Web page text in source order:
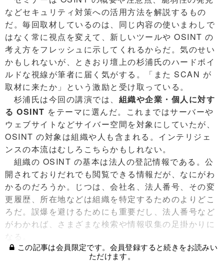
などセキュリティ対策への活用方法を解説するもの
だ。毎回取材しているのは、同じ内容の使いまわしで
はなく常に視点を変えて、新しいツールや OSINT の
考え方をフレッシュに示してくれるからだ。気のせい
かもしれないが、ときおり壇上の杉浦氏のハードボイ
ルドな視線が筆者に届く気がする。「また SCAN が
取材に来たか」という激励と受け取っている。
杉浦氏は今回の講演では、 組織や企業・個人に対す
る OSINT をテーマに選んだ。これまではサーバーや
ウェブサイトなどサイバー空間を対象にしていたが、
OSINT の対象は組織や人も含まれる。インテリジェ
ンスの本流はむしろこちらかもしれない。
組織の OSINT の基本は法人の登記情報である。公
開されておりだれでも閲覧できる情報だが、なにがわ
かるのだろうか。じつは、会社名、法人番号、その変
更履歴、所在地などは組織を特定するためのよりどこ
ろだ。誤爆を避けるためにも重要だし、法人番号など
がわかれば、さまざまな検索や情報収集の足掛かりに
なる。
この記事は会員限定です。会員登録すると続きをお読みい
ただけます。